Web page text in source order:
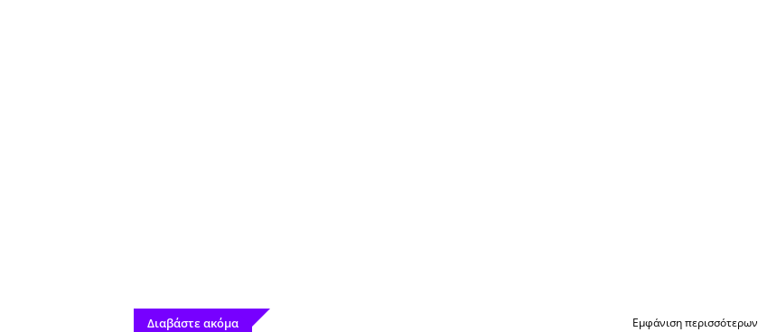
Διαβάστε ακόμα Εμφάνιση περισσότερων